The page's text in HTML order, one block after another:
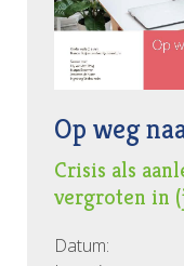
Op weg
Crisis als
vergroten in
Datum: